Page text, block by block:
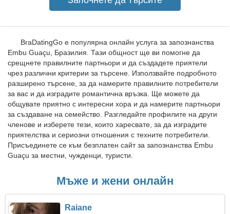
BraDatingGo е популярна онлайн услуга за запознанства
Embu Guaçu, Бразилия. Тази общност ще ви помогне да
срещнете правилните партньори и да създадете приятели
чрез различни критерии за търсене. Използвайте подробното
разширено търсене, за да намерите правилните потребители
за вас и да изградите романтична връзка. Ще можете да
общувате приятно с интересни хора и да намерите партньори
за създаване на семейство. Разгледайте профилите на други
членове и изберете тези, които харесвате, за да изградите
приятелства и сериозни отношения с техните потребители.
Присъединете се към безплатен сайт за запознанства Embu
Guaçu за местни, чужденци, туристи.
Мъже и жени онлайн
Raiane